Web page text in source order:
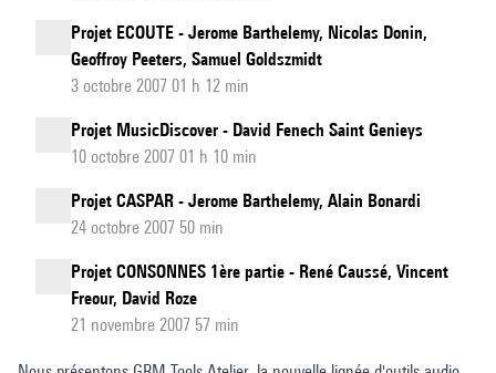
Projet ECOUTE - Jerome Barthelemy, Nicolas Donin,
Geoffroy Peeters, Samuel Goldszmidt
3 octobre 2007 01 h 12 min
Projet MusicDiscover - David Fenech Saint Genieys
10 octobre 2007 01 h 10 min
Projet CASPAR - Jerome Barthelemy, Alain Bonardi
24 octobre 2007 50 min
Projet CONSONNES 1ère partie - René Caussé, Vincent
Freour, David Roze
21 novembre 2007 57 min